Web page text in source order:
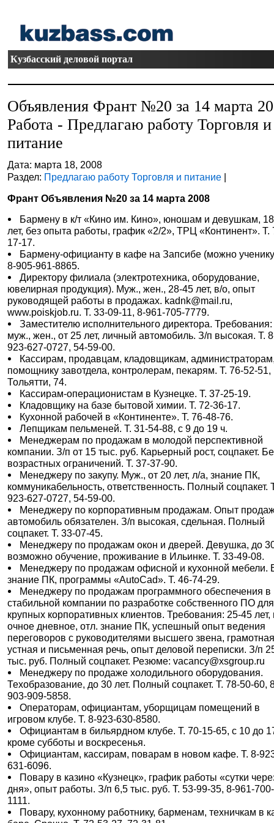
Кузбасский деловой портал
Объявления Франт №20 за 14 марта
Работа - Предлагаю работу Торговля и
питание
Дата: марта 18, 2008
Раздел: Предлагаю работу Торговля и питание |
Франт Объявления №20 за 14 марта 2008
Бармену в к/т «Кино им. Кино», юношам и девушкам,
лет, без опыта работы, график «2/2», ТРЦ «Континент». Т.
17-17.
Бармену-официанту в кафе на Запсибе (можно
8-905-961-8865.
Директору филиала (электротехника, оборудование,
ювелирная продукция). Муж., жен., 28-45 лет, в/о, опыт
руководящей работы в продажах. kadnk@mail.ru,
www.poiskjob.ru. Т. 33-09-11, 8-961-705-7779.
Заместителю исполнительного директора. Требования:
муж., жен., от 25 лет, личный автомобиль. З/п высокая. Т.
923-627-0727, 54-59-00.
Кассирам, продавцам, кладовщикам,
помощнику завотдела, контролерам, пекарям. Т. 76-52-51,
Тольятти, 74.
Кассирам-операционистам в Кузнецке. Т. 37-25-19.
Кладовщику на базе бытовой химии. Т. 72-36-17.
Кухонной рабочей в «Континенте». Т. 76-48-76.
Лепщикам пельменей. Т. 31-54-88, с 9 до 19 ч.
Менеджерам по продажам в молодой перспективной
компании. З/п от 15 тыс. руб. Карьерный рост, соцпакет.
возрастных ограничений. Т. 37-37-90.
Менеджеру по закупу. Муж., от 20 лет, л/а, знание ПК,
коммуникабельность, ответственность. Полный соцпакет.
923-627-0727, 54-59-00.
Менеджеру по корпоративным продажам. Опыт
автомобиль обязателен. З/п высокая, сдельная. Полный
соцпакет. Т. 33-07-45.
Менеджеру по продажам окон и дверей. Девушка, до
возможно обучение, проживание в Ильинке. Т. 33-49-08.
Менеджеру по продажам офисной и кухонной мебели.
знание ПК, программы «AutoCad». Т. 46-74-29.
Менеджеру по продажам программного обеспечения в
стабильной компании по разработке собственного ПО для
крупных корпоративных клиентов. Требования: 25-45 лет,
очное дневное, отл. знание ПК, успешный опыт ведения
переговоров с руководителями высшего звена,
устная и письменная речь, опыт деловой переписки. З/п
тыс. руб. Полный соцпакет. Резюме: vacancy@xsgroup.ru
Менеджеру по продаже холодильного оборудования.
Техобразование, до 30 лет. Полный соцпакет. Т. 78-50-60,
903-909-5858.
Операторам, официантам, уборщицам помещений в
игровом клубе. Т. 8-923-630-8580.
Официантам в бильярдном клубе. Т. 70-15-65, с 10 до
кроме субботы и воскресенья.
Официантам, кассирам, поварам в новом кафе. Т. 8-
631-6096.
Повару в казино «Кузнецк», график работы «сутки
дня», опыт работы. З/п 6,5 тыс. руб. Т. 53-99-35, 8-961-700-
1111.
Повару, кухонному работнику, барменам, техничкам в